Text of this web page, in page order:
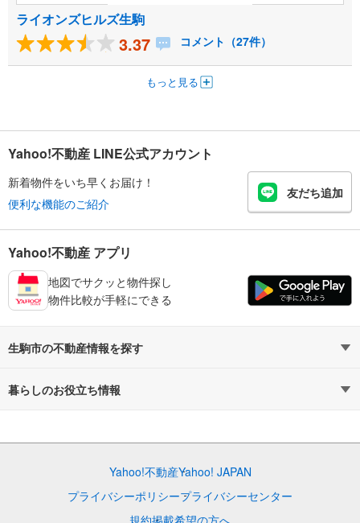
ライオンズヒルズ生駒
3.37 コメント（27件）
もっと見る
Yahoo!不動産 LINE公式アカウント
新着物件をいち早くお届け！
便利な機能のご紹介
友だち追加
Yahoo!不動産 アプリ
地図でサクッと物件探し
物件比較が手軽にできる
生駒市の不動産情報を探す
不動産・住宅
中古一戸建て
土地
暮らしのお役立ち情報
Yahoo!不動産Yahoo! JAPAN
プライバシーポリシープライバシーセンター